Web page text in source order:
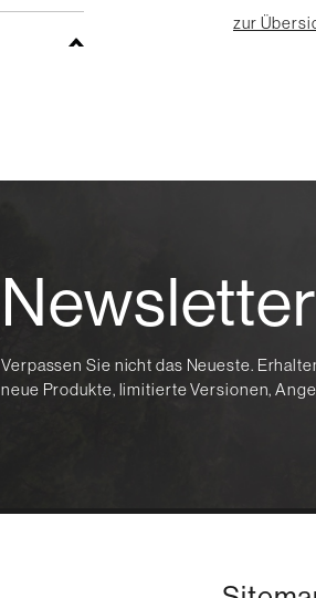
zur
Newsletter
Verpassen Sie nicht das Neueste.
neue Produkte, limitierte Versionen,